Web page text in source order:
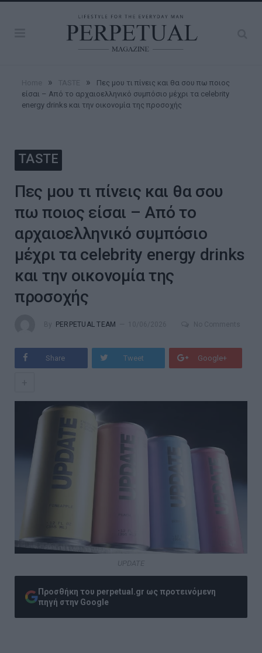
» »
Πες μου τι πίνεις και θα σου πω ποιος
είσαι – Από το αρχαιοελληνικό συμπόσιο μέχρι τα celebrity
energy drinks και την οικονομία της προσοχής
TASTE
Πες μου τι πίνεις και θα σου
πω ποιος είσαι – Από το
αρχαιοελληνικό συμπόσιο
μέχρι τα celebrity energy drinks
και την οικονομία της
προσοχής
PERPETUAL TEAM
Share Tweet Google+
UPDATE
Προσθήκη του perpetual.gr ως προτεινόμενη
πηγή στην Google